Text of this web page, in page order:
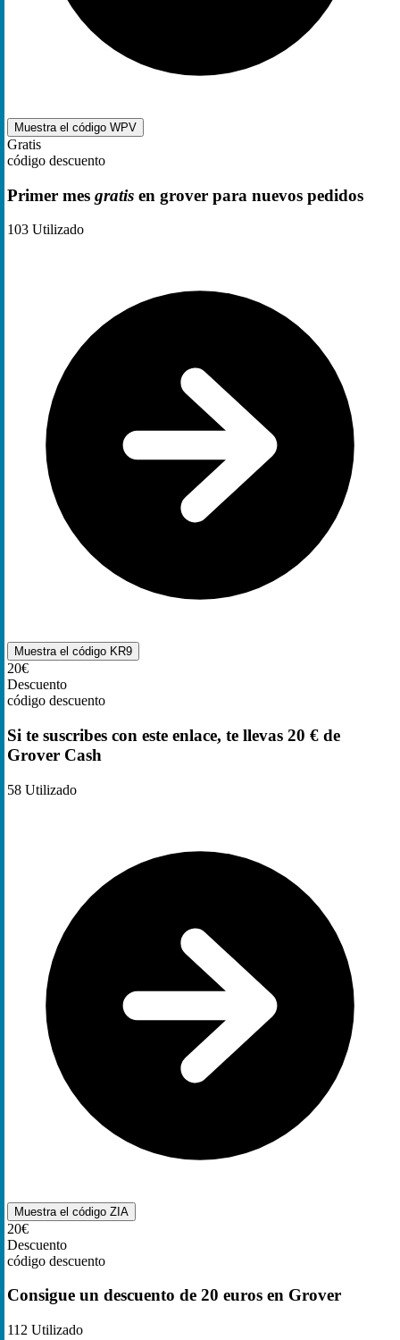
Muestra el código WPV
Gratis
código descuento
Primer mes gratis en grover para nuevos pedidos
103 Utilizado
Muestra el código KR9
20€
Descuento
código descuento
Si te suscribes con este enlace, te llevas 20 € de
Grover Cash
58 Utilizado
Muestra el código ZIA
20€
Descuento
código descuento
Consigue un descuento de 20 euros en Grover
112 Utilizado